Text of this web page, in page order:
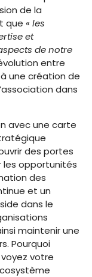
de la
que « les
et
de notre
entre
une création de
dans
avec une carte
des portes
les opportunités
des
et un
dans le
maintenir une
Pourquoi
votre